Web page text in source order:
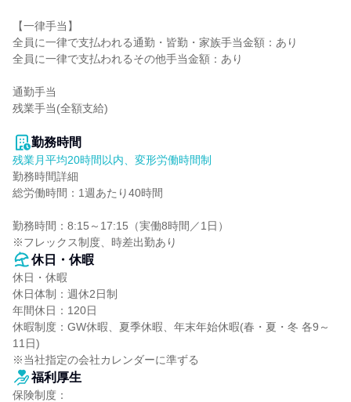
【一律手当】
全員に一律で支払われる通勤・皆勤・家族手当金額：あり
全員に一律で支払われるその他手当金額：あり
通勤手当
残業手当(全額支給)
勤務時間
残業月平均20時間以内、変形労働時間制
勤務時間詳細
総労働時間：1週あたり40時間
勤務時間：8:15～17:15（実働8時間／1日）
※フレックス制度、時差出勤あり
休日・休暇
休日・休暇
休日体制：週休2日制
年間休日：120日
休暇制度：GW休暇、夏季休暇、年末年始休暇(春・夏・冬 各9～
11日)
※当社指定の会社カレンダーに準ずる
福利厚生
保険制度：